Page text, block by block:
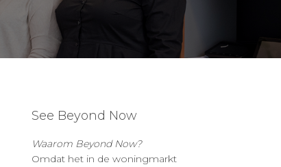
See Beyond Now
Waarom Beyond Now?
Omdat het in de woningmarkt